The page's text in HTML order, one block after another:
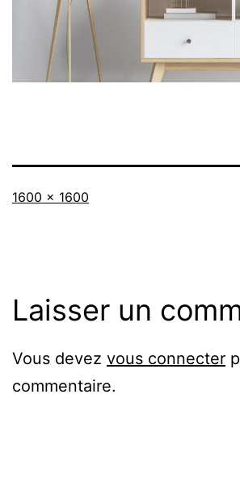
Taille
1600 × 1600
Laisser un
Vous devez vous connecter
commentaire.